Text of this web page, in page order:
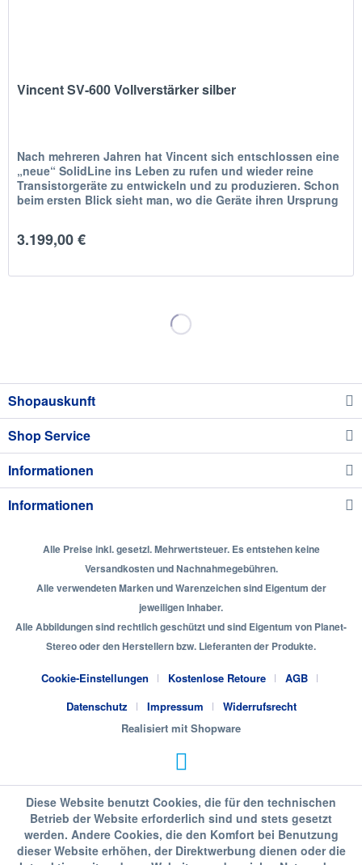
Vincent SV-600 Vollverstärker silber
Nach mehreren Jahren hat Vincent sich entschlossen eine
„neue“ SolidLine ins Leben zu rufen und wieder reine
Transistorgeräte zu entwickeln und zu produzieren. Schon
beim ersten Blick sieht man, wo die Geräte ihren Ursprung
3.199,00 €
Shopauskunft
Shop Service
Informationen
Informationen
Alle Preise inkl. gesetzl. Mehrwertsteuer. Es entstehen keine
Versandkosten und Nachnahmegebühren.
Alle verwendeten Marken und Warenzeichen sind Eigentum der
jeweiligen Inhaber.
Alle Abbildungen sind rechtlich geschützt und sind Eigentum von Planet-
Stereo oder den Herstellern bzw. Lieferanten der Produkte.
Cookie-Einstellungen Kostenlose Retoure
AGB
Datenschutz
Impressum
Widerrufsrecht
Realisiert mit Shopware
Diese Website benutzt Cookies, die für den technischen
Betrieb der Website erforderlich sind und stets gesetzt
werden. Andere Cookies, die den Komfort bei Benutzung
dieser Website erhöhen, der Direktwerbung dienen oder die